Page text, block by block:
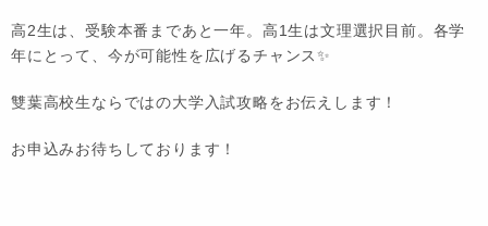
高2生は、受験本番まであと一年。高1生は文理選択目前。各学
年にとって、今が可能性を広げるチャンス✨
雙葉高校生ならではの大学入試攻略をお伝えします！
お申込みお待ちしております！